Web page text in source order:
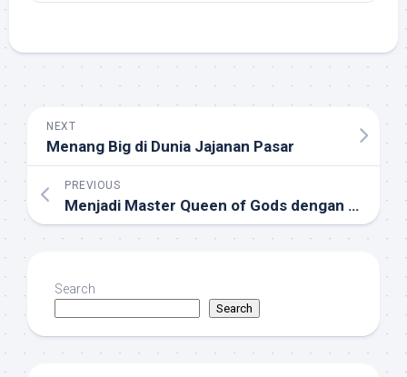
NEXT
Menang Big di Dunia Jajanan Pasar
PREVIOUS
Menjadi Master Queen of Gods dengan Tips Jitu
Search
Search